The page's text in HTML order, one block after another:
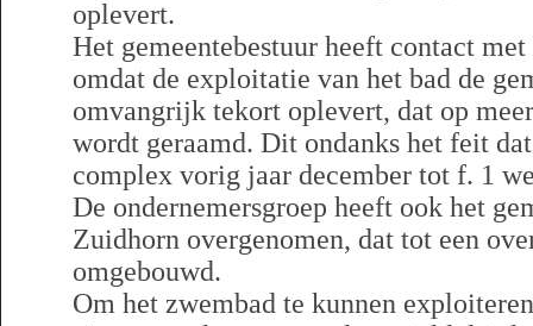
oplevert.
Het gemeentebestuur heeft contact
omdat de exploitatie van het bad de
omvangrijk tekort oplevert, dat op
wordt geraamd. Dit ondanks het feit
complex vorig jaar december tot f. 1
De ondernemersgroep heeft ook het
Zuidhorn overgenomen, dat tot een
omgebouwd.
Om het zwembad te kunnen